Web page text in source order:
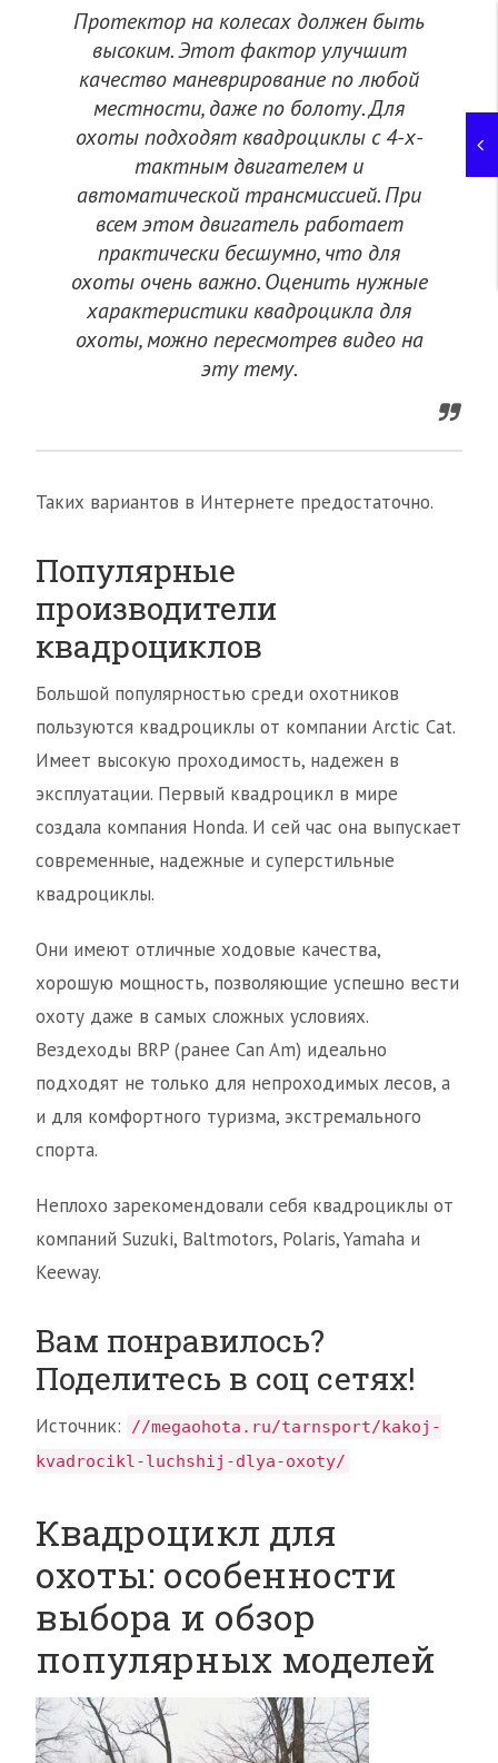
Протектор на колесах должен быть
высоким. Этот фактор улучшит
качество маневрирование по любой
местности, даже по болоту. Для
охоты подходят квадроциклы с 4-х-
тактным двигателем и
автоматической трансмиссией. При
всем этом двигатель работает
практически бесшумно, что для
охоты очень важно. Оценить нужные
характеристики квадроцикла для
охоты, можно пересмотрев видео на
эту тему.
Таких вариантов в Интернете предостаточно.
Популярные
производители
квадроциклов
Большой популярностью среди охотников
пользуются квадроциклы от компании Arctic Cat.
Имеет высокую проходимость, надежен в
эксплуатации. Первый квадроцикл в мире
создала компания Honda. И сей час она выпускает
современные, надежные и суперстильные
квадроциклы.
Они имеют отличные ходовые качества,
хорошую мощность, позволяющие успешно вести
охоту даже в самых сложных условиях.
Вездеходы BRP (ранее Can Am) идеально
подходят не только для непроходимых лесов, а
и для комфортного туризма, экстремального
спорта.
Неплохо зарекомендовали себя квадроциклы от
компаний Suzuki, Baltmotors, Polaris, Yamaha и
Keeway.
Вам понравилось?
Поделитесь в соц сетях!
Источник:
//megaohota.ru/tarnsport/kakoj-
kvadrocikl-luchshij-dlya-oxoty/
Квадроцикл для
охоты: особенности
выбора и обзор
популярных моделей